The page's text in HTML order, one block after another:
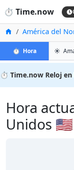
⏱️ Time.now
InicioAmérica del
⏱️ Horaen Omaha
☀️
⏱️ Time.now Reloj en
Hora
Unidos 🇺🇸